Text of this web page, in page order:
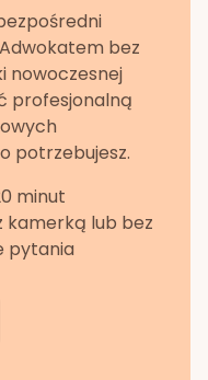
bez
nowoczesnej
profesjonalną
potrzebujesz.
minut
kamerką lub bez
pytania